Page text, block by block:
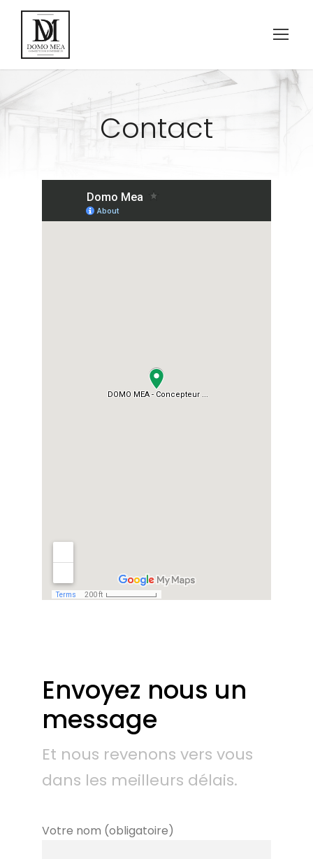
Contact
Envoyez nous un
message
Et nous revenons vers vous
dans les meilleurs délais.
Votre nom (obligatoire)